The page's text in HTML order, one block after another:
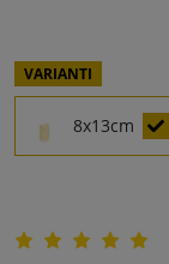
VARIANTI
8x13cm